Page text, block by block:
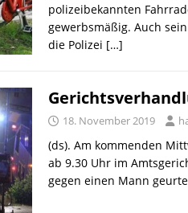
polizeibekannten
gewerbsmäßig. Auch
die Polizei […]
18. November 2019
(ds). Am kommenden
ab 9.30 Uhr im
gegen einen Mann